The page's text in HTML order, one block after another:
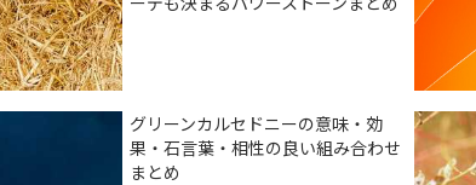
グリーンカルセドニーの意味・効
果・石言葉・相性の良い組み合わせ
まとめ